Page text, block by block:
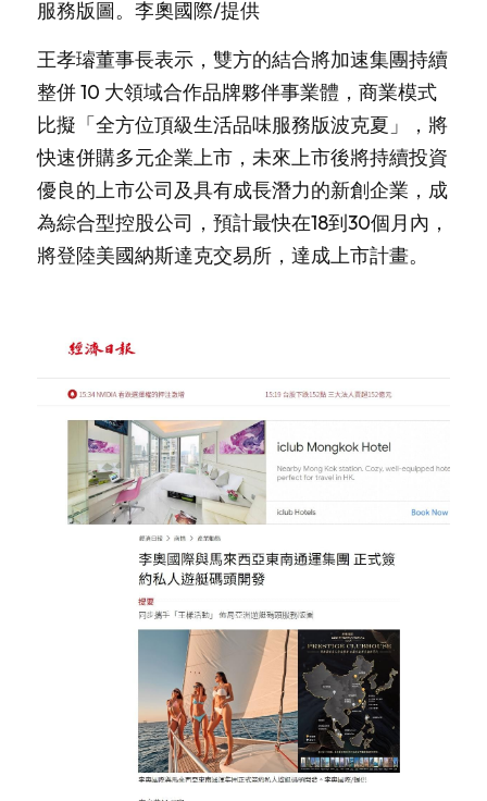
服務版圖。李奧國際/提供
王孝璿董事長表示，雙方的結合將加速集團持續
整併 10 大領域合作品牌夥伴事業體，商業模式
比擬「全方位頂級生活品味服務版波克夏」，將
快速併購多元企業上市，未來上市後將持續投資
優良的上市公司及具有成長潛力的新創企業，成
為綜合型控股公司，預計最快在18到30個月內，
將登陸美國納斯達克交易所，達成上市計畫。